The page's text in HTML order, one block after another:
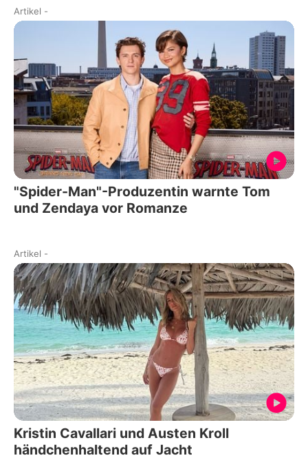
Artikel -
"Spider-Man"-Produzentin warnte Tom
und Zendaya vor Romanze
Artikel -
Kristin Cavallari und Austen Kroll
händchenhaltend auf Jacht